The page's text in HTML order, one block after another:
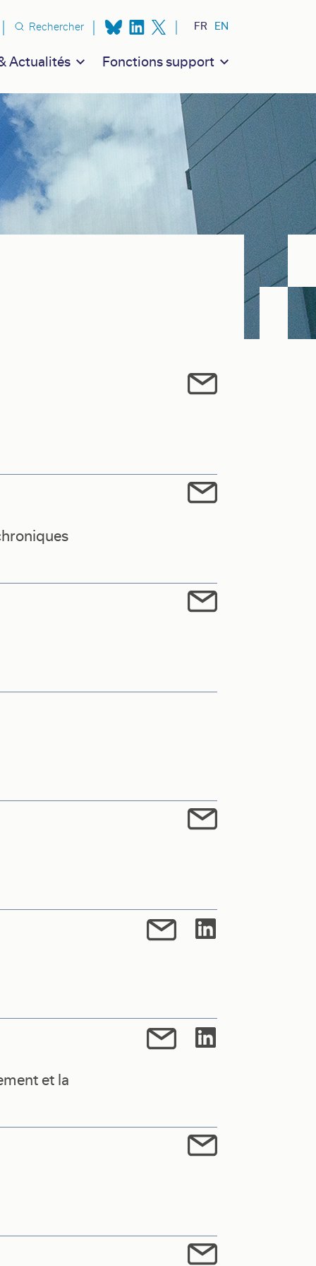
Actualités Fonctions support
secondaire
Rechercher FR EN
et la